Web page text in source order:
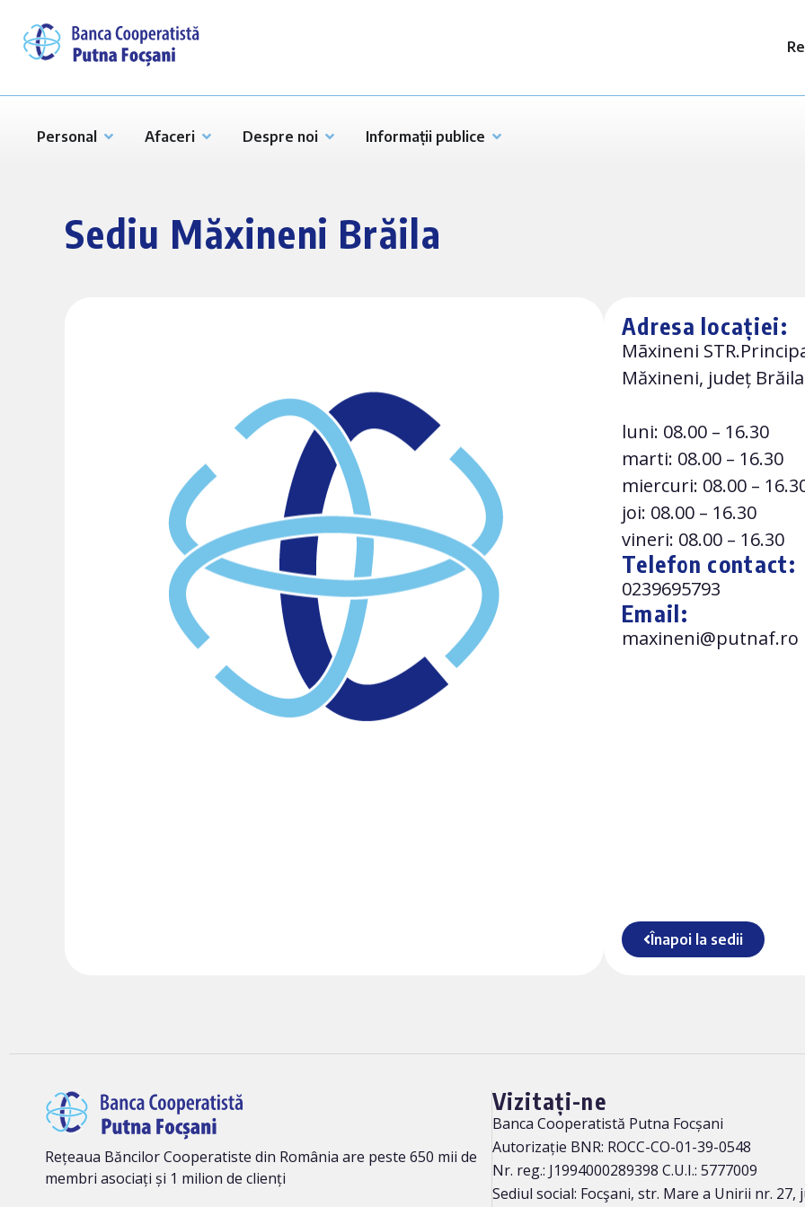
Personal Afaceri Despre noi Informații publice
Sediu Măxineni Brăila
Adresa locației:
Mãxineni
Măxineni, județ Brăila
luni: 08.00 – 16.30
marti: 08.00 – 16.30
miercuri: 08.00 –
joi: 08.00 – 16.30
vineri: 08.00 – 16.30
Telefon contact:
0239695793
Email:
maxineni@putnaf.ro
Înapoi la sedii
Rețeaua Băncilor Cooperatiste din România are peste 650 mii de
membri asociați și 1 milion de clienți
Vizitați-ne
Banca Cooperatistă Putna Focșani
Autorizație BNR: ROCC-CO-01-39-0548
Nr. reg.: J1994000289398 C.U.I.: 5777009
Sediul social: Focşani, str. Mare a Unirii nr. 27,